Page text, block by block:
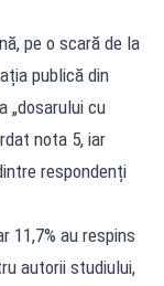
pe o scară de la
publică din
„dosarului cu
nota 5, iar
respondenți
11,7% au respins
autorii studiului,